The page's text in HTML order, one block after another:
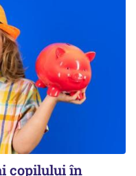
copilului în